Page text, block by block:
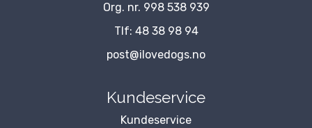
Org. nr. 998 538 939
Tlf: 48 38 98 94
post@ilovedogs.no
Kundeservice
Kundeservice